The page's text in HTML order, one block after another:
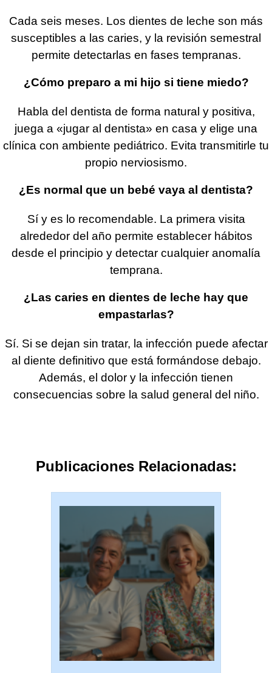
Cada seis meses. Los dientes de leche son más
susceptibles a las caries, y la revisión semestral
permite detectarlas en fases tempranas.
¿Cómo preparo a mi hijo si tiene miedo?
Habla del dentista de forma natural y positiva,
juega a «jugar al dentista» en casa y elige una
clínica con ambiente pediátrico. Evita transmitirle tu
propio nerviosismo.
¿Es normal que un bebé vaya al dentista?
Sí y es lo recomendable. La primera visita
alrededor del año permite establecer hábitos
desde el principio y detectar cualquier anomalía
temprana.
¿Las caries en dientes de leche hay que
empastarlas?
Sí. Si se dejan sin tratar, la infección puede afectar
al diente definitivo que está formándose debajo.
Además, el dolor y la infección tienen
consecuencias sobre la salud general del niño.
Publicaciones Relacionadas: